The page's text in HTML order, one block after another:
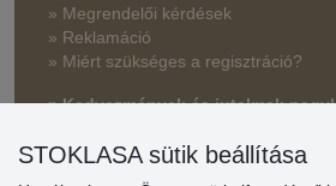
» Megrendelői kérdések
» Reklamáció
» Miért szükséges a regisztráció?
» Kedvezmények és jutalmak
STOKLASA sütik beállítása